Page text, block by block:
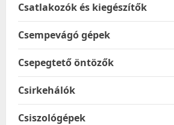
Csatlakozók és kiegészítők
Csempevágó gépek
Csepegtető öntözők
Csirkehálók
Csiszológépek